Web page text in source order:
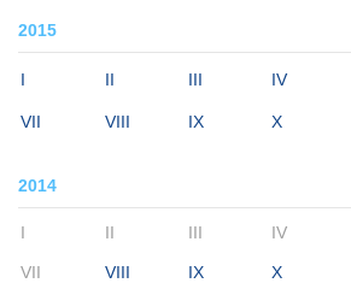
2015
I II III IV
VII VIII IX X
2014
I II III IV
VII VIII IX X